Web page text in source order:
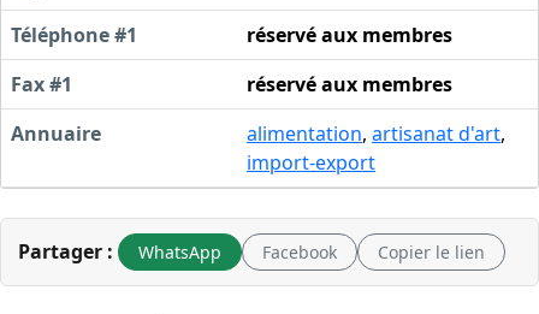
Téléphone #1
réservé aux membres
Fax #1
réservé aux membres
Annuaire
alimentation, artisanat d'art,
import-export
Partager : WhatsApp Facebook Copier le lien